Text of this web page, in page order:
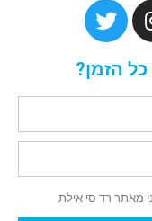
כל הזמן?
מאתר רד סי אילת